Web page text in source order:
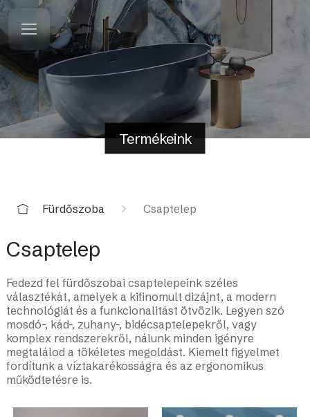
Termékeink
Fürdőszoba Csaptelep
Csaptelep
Fedezd fel fürdőszobai csaptelepeink széles
választékát, amelyek a kifinomult dizájnt, a modern
technológiát és a funkcionalitást ötvözik. Legyen szó
mosdó-, kád-, zuhany-, bidécsaptelepekről, vagy
komplex rendszerekről, nálunk minden igényre
megtalálod a tökéletes megoldást. Kiemelt figyelmet
fordítunk a víztakarékosságra és az ergonomikus
működtetésre is.